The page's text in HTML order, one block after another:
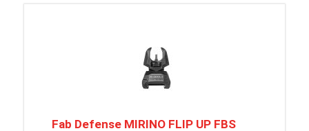
Fab Defense MIRINO FLIP UP FBS